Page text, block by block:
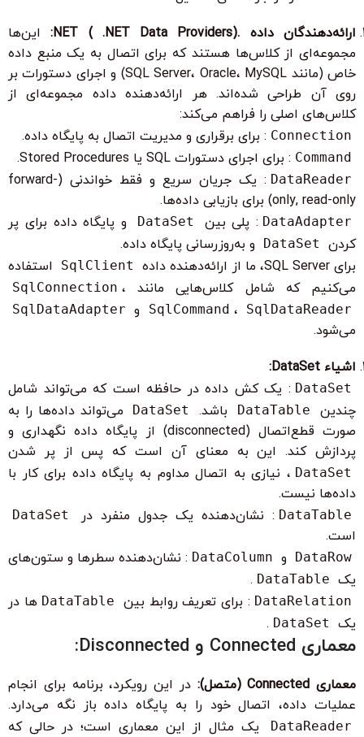
ارائه‌دهندگان داده .NET ( .NET Data Providers):
این‌ها
مجموعه‌ای از کلاس‌ها هستند که برای اتصال به یک منبع داده
خاص (مانند SQL Server، Oracle، MySQL) و اجرای دستورات بر
روی آن طراحی شده‌اند. هر ارائه‌دهنده داده مجموعه‌ای از
کلاس‌های اصلی را فراهم می‌کند:
Connection : برای برقراری و مدیریت اتصال به پایگاه داده.
Command : برای اجرای دستورات SQL یا Stored Procedures.
DataReader
: یک جریان سریع و فقط خواندنی (forward-
only, read-only) برای بازیابی داده‌ها.
DataAdapter : پلی بین DataSet
و پایگاه داده برای پر
کردن
DataSet
و به‌روزرسانی پایگاه داده.
برای SQL Server، ما از ارائه‌دهنده داده
SqlClient
استفاده
می‌کنیم که شامل کلاس‌هایی مانند
SqlConnection ،
SqlCommand ، SqlDataReader و SqlDataAdapter
می‌شود.
اشیاء DataSet:
DataSet : یک کش داده در حافظه است که می‌تواند شامل
چندین
DataTable باشد. DataSet
می‌تواند داده‌ها را به
صورت قطع‌اتصال (disconnected) از پایگاه داده نگهداری و
پردازش کند. این به معنای آن است که پس از پر شدن
DataSet ، نیازی به اتصال مداوم به پایگاه داده برای کار با
داده‌ها نیست.
DataTable : نشان‌دهنده یک جدول منفرد در DataSet
است.
DataRow و DataColumn : نشان‌دهنده سطرها و ستون‌های
یک DataTable
.
DataRelation : برای تعریف روابط بین DataTable ها در
یک
DataSet
.
معماری Connected و Disconnected:
معماری Connected (متصل):
در این رویکرد، برنامه برای انجام
عملیات داده، اتصال خود را به پایگاه داده باز نگه می‌دارد.
DataReader
یک مثال از این معماری است؛ در حالی که